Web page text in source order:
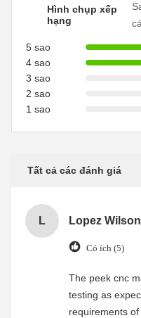
Hình chụp xếp
hạng
5 sao
4 sao
3 sao
2 sao
1 sao
Tất cả các đánh giá
L Lopez Wilson
Có ích (5)
The peek cnc
testing as
requirements of